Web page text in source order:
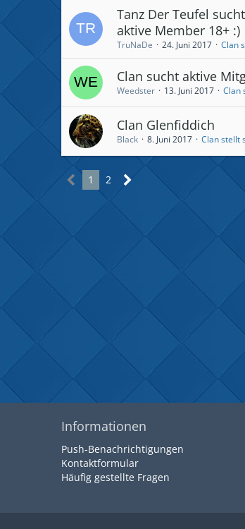
Tanz Der Teufel
aktive Member 18+ :)
TruNaDe 24. Juni 2017 Clan
Clan sucht aktive
Weedster 13. Juni 2017 Clan
Clan Glenfiddich
Black 8. Juni 2017 Clan stellt
1 2
Informationen
Push-Benachrichtigungen
Kontaktformular
Häufig gestellte Fragen